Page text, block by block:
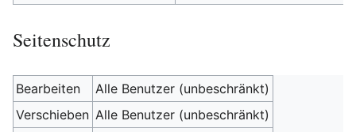
Seitenschutz
Bearbeiten
Alle Benutzer (unbeschränkt)
Verschieben Alle Benutzer (unbeschränkt)